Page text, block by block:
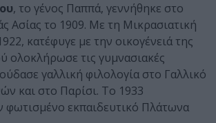
, το γένος Παππά, γεννήθηκε στο
Ασίας το 1909. Με τη Μικρασιατική
κατέφυγε με την οικογένειά της
ολοκλήρωσε τις γυμνασιακές
γαλλική φιλολογία στο Γαλλικό
και στο Παρίσι. Το 1933
φωτισμένο εκπαιδευτικό Πλάτωνα